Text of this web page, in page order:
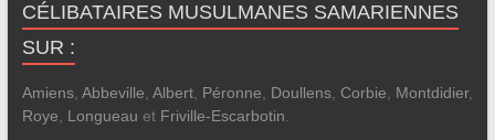
CÉLIBATAIRES MUSULMANES SAMARIENNES
SUR :
Amiens, Abbeville, Albert, Péronne, Doullens, Corbie, Montdidier,
Roye, Longueau et Friville-Escarbotin.